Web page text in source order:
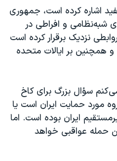
اشاره کرده است، جمهوری
شبه‌نظامی و افراطی در
نزدیک برقرار کرده است
و همچنین بر ایالات متحده
می‌کنم سؤال بزرگ برای کاخ
مورد حمایت ایران است یا
ایران بوده است. اما
حمله عواقبی خواهد